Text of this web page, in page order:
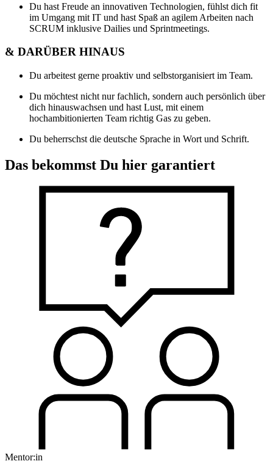
Du hast Freude an innovativen Technologien, fühlst dich fit
im Umgang mit IT und hast Spaß an agilem Arbeiten nach
SCRUM inklusive Dailies und Sprintmeetings.
& DARÜBER HINAUS
Du arbeitest gerne proaktiv und selbstorganisiert im Team.
Du möchtest nicht nur fachlich, sondern auch persönlich über
dich hinauswachsen und hast Lust, mit einem
hochambitionierten Team richtig Gas zu geben.
Du beherrschst die deutsche Sprache in Wort und Schrift.
Das bekommst Du hier garantiert
Mentor:in